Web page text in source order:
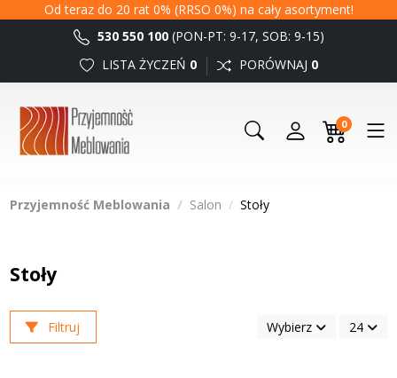
Od teraz do 20 rat 0% (RRSO 0%) na cały asortyment!
530 550 100 (PON-PT: 9-17, SOB: 9-15)
LISTA ŻYCZEŃ 0 PORÓWNAJ 0
0
Przyjemność Meblowania Salon Stoły
Stoły
Filtruj Wybierz 24